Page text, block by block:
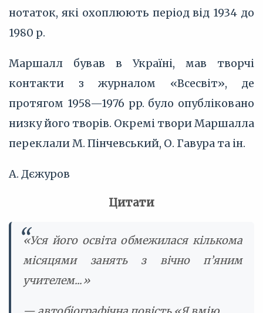
нотаток, які охоплюють період від 1934 до
1980 р.
Маршалл бував в Україні, мав творчі
контакти з журналом «Всесвіт», де
протягом 1958—1976 pp. було опубліковано
низку його творів. Окремі твори Маршалла
переклали М. Пінчевський, О. Гавура та ін.
А. Дєжуров
Цитати
«Уся його освіта обмежилася кількома
місяцями занять з вічно п’яним
учителем...»